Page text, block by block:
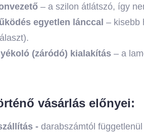
– a szilon átlátszó, így
egyetlen lánccal – kisebb
(záródó) kialakítás – a
vásárlás előnyei:
- darabszámtól